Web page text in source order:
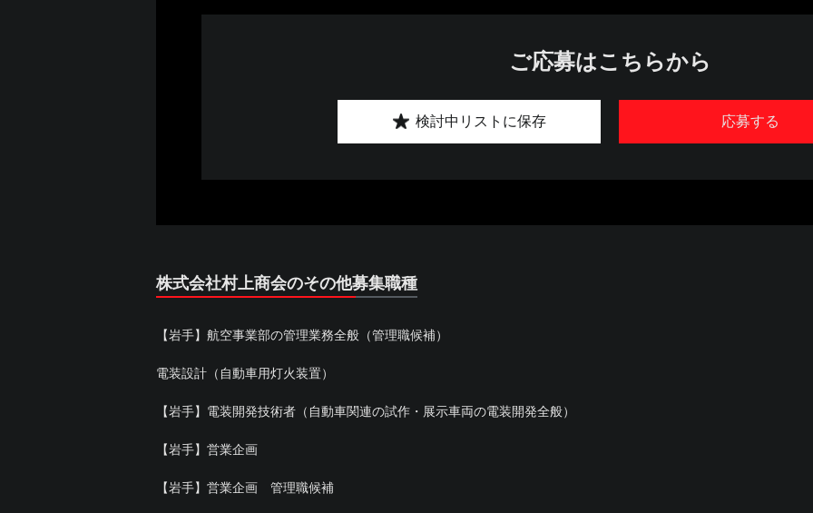
ご応募はこちらから
応募する
検討中リストに保存
株式会社村上商会のその他募集職種
【岩手】航空事業部の管理業務全般（管理職候補）
電装設計（自動車用灯火装置）
【岩手】電装開発技術者（自動車関連の試作・展示車両の電装開発全般）
【岩手】営業企画
【岩手】営業企画 管理職候補